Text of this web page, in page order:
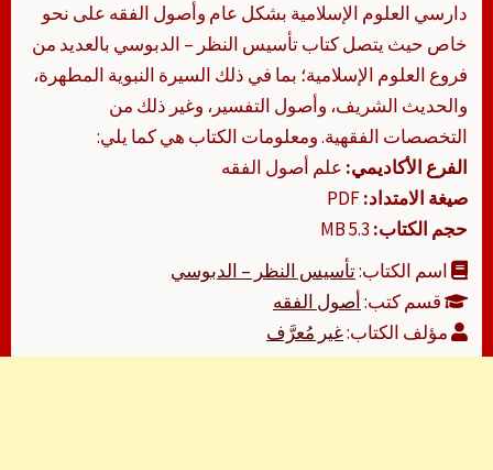
دارسي العلوم الإسلامية بشكل عام وأصول الفقه على نحو
خاص حيث يتصل كتاب تأسيس النظر – الدبوسي بالعديد من
فروع العلوم الإسلامية؛ بما في ذلك السيرة النبوية المطهرة،
والحديث الشريف، وأصول التفسير، وغير ذلك من
التخصصات الفقهية. ومعلومات الكتاب هي كما يلي:
الفرع الأكاديمي: علم أصول الفقه
صيغة الامتداد:
حجم الكتاب:
اسم الكتاب:تأسيس النظر – الدبوسي
قسم كتب:أصول الفقه
مؤلف الكتاب:غير مُعرَّف